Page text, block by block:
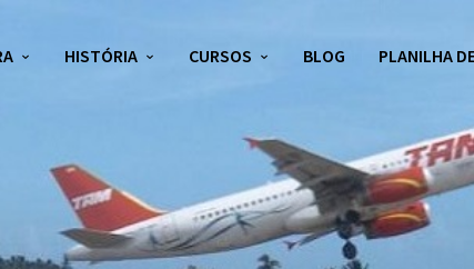
HISTÓRIA CURSOS BLOG PLANILHA